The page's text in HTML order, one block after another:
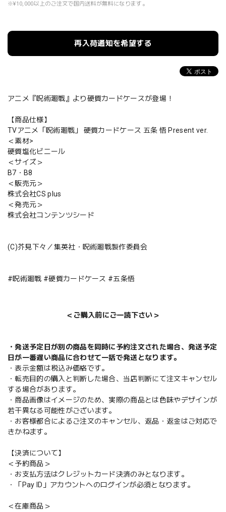
※¥10,000以上のご注文で国内送料が無料になります。
再入荷通知を希望する
アニメ『呪術廻戦』より硬質カードケースが登場！
【商品仕様】
TVアニメ「呪術廻戦」 硬質カードケース 五条 悟 Present ver.
＜素材>
硬質塩化ビニール
＜サイズ＞
B7・B8
＜販売元＞
株式会社CS plus
＜発売元＞
株式会社コンテンツシード
(C)芥見下々／集英社・呪術廻戦製作委員会
#呪術廻戦 #硬質カードケース #五条悟
＜ご購入前にご一読下さい＞
・発送予定日が別の商品を同時に予約注文された場合、発送予定
日が一番遅い商品に合わせて一括で発送となります。
・表示金額は税込み価格です。
・転売目的の購入と判断した場合、当店判断にて注文キャンセル
する場合があります。
・商品画像はイメージのため、実際の商品とは色味やデザインが
若干異なる可能性がございます。
・お客様都合によるご注文のキャンセル、返品・返金はご対応で
きかねます。
【決済について】
＜予約商品＞
・お支払方法はクレジットカード決済のみとなります。
・「Pay ID」アカウントへのログインが必須となります。
＜在庫商品＞